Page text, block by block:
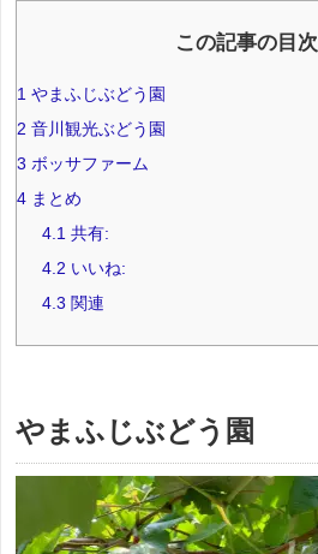
この記事の目次
1 やまふじぶどう園
2 音川観光ぶどう園
3 ボッサファーム
4 まとめ
4.1 共有:
4.2 いいね:
4.3 関連
やまふじぶどう園